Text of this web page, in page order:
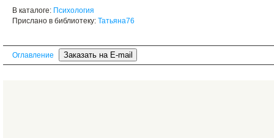
В каталоге: Психология
Прислано в библиотеку: Татьяна76
Оглавление